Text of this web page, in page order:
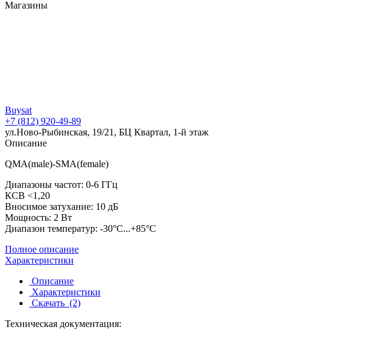
Магазины
Buysat
+7 (812) 920-49-89
ул.Ново-Рыбинская, 19/21, БЦ Квартал, 1-й этаж
Описание
QMA(male)-SMA(female)
Диапазоны частот: 0-6 ГГц
КСВ <1,20
Вносимое затухание: 10 дБ
Мощность: 2 Вт
Диапазон температур: -30°C...+85°C
Полное описание
Характеристики
Описание
Характеристики
Скачать (2)
Техническая документация: